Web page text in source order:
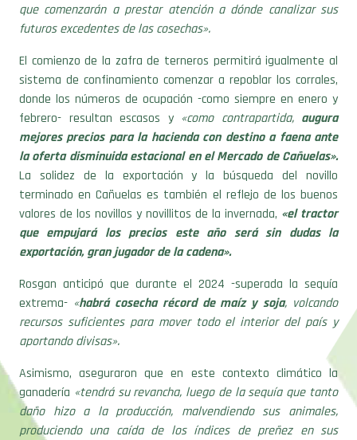
que comenzarán a prestar atención a dónde canalizar sus
futuros excedentes de las cosechas».
El comienzo de la zafra de terneros permitirá igualmente al
sistema de confinamiento comenzar a repoblar los corrales,
donde los números de ocupación -como siempre en enero y
febrero- resultan escasos y «como contrapartida,augura
mejores precios para la hacienda con destino a faena ante
la oferta disminuida estacional en el Mercado de Cañuelas».
La solidez de la exportación y la búsqueda del novillo
terminado en Cañuelas es también el reflejo de los buenos
valores de los novillos y novillitos de la invernada, «el tractor
que empujará los precios este año será sin dudas la
exportación, gran jugador de la cadena».
Rosgan anticipó que durante el 2024 -superada la sequía
extrema- «habrá cosecha récord de maíz y soja, volcando
recursos suficientes para mover todo el interior del país y
aportando divisas».
Asimismo, aseguraron que en este contexto climático la
ganadería «tendrá su revancha, luego de la sequía que tanto
daño hizo a la producción, malvendiendo sus animales,
produciendo una caída de los índices de preñez en sus